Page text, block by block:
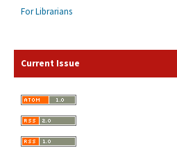
For Librarians
Current Issue